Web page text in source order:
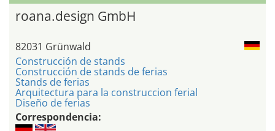
roana.design GmbH
82031 Grünwald
Construcción de stands
Construcción de stands de ferias
Stands de ferias
Arquitectura para la construccion ferial
Diseño de ferias
Correspondencia: